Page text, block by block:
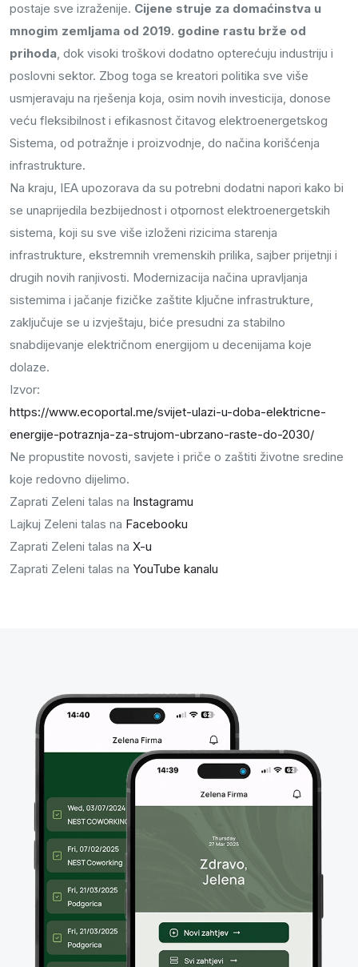
postaje sve izraženije. Cijene struje za domaćinstva u
mnogim zemljama od 2019. godine rastu brže od
prihoda, dok visoki troškovi dodatno opterećuju industriju i
poslovni sektor. Zbog toga se kreatori politika sve više
usmjeravaju na rješenja koja, osim novih investicija, donose
veću fleksibilnost i efikasnost čitavog elektroenergetskog
Sistema, od potražnje i proizvodnje, do načina korišćenja
infrastrukture.
Na kraju, IEA upozorava da su potrebni dodatni napori kako bi
se unaprijedila bezbijednost i otpornost elektroenergetskih
sistema, koji su sve više izloženi rizicima starenja
infrastrukture, ekstremnih vremenskih prilika, sajber prijetnji i
drugih novih ranjivosti. Modernizacija načina upravljanja
sistemima i jačanje fizičke zaštite ključne infrastrukture,
zaključuje se u izvještaju, biće presudni za stabilno
snabdijevanje električnom energijom u decenijama koje
dolaze.
Izvor:
https://www.ecoportal.me/svijet-ulazi-u-doba-elektricne-
energije-potraznja-za-strujom-ubrzano-raste-do-2030/
Ne propustite novosti, savjete i priče o zaštiti životne sredine
koje redovno dijelimo.
Zaprati Zeleni talas na Instagramu
Lajkuj Zeleni talas na Facebooku
Zaprati Zeleni talas na X-u
Zaprati Zeleni talas na YouTube kanalu